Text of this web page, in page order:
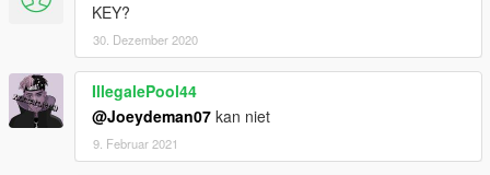
KEY?
30. Dezember 2020
IllegalePool44
@Joeydeman07 kan niet
9. Februar 2021